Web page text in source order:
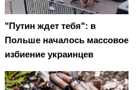
"Путин ждет тебя": в
Польше началось массовое
избиение украинцев